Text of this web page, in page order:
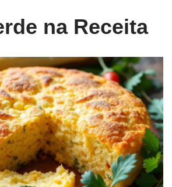
na Receita